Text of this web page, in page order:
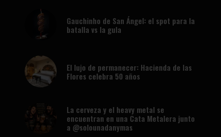
Gauchinho de San Ángel: el spot para la
batalla vs la gula
El lujo de permanecer: Hacienda de las
Flores celebra 50 años
La cerveza y el heavy metal se
encuentran en una Cata Metalera junto
a @solounadanymas